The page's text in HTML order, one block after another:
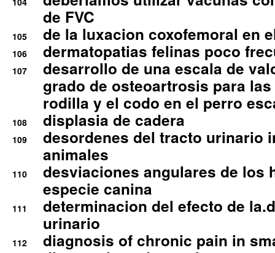
de FVC
105 de la luxacion coxofemoral en
106 dermatopatias felinas poco
107
desarrollo de una escala de
grado de osteoartrosis para
rodilla y el codo en el perro
108 displasia de cadera
109
desordenes del tracto urinario
animales
110
desviaciones angulares de los
especie canina
111
determinacion del efecto de
urinario
112 diagnosis of chronic pain in